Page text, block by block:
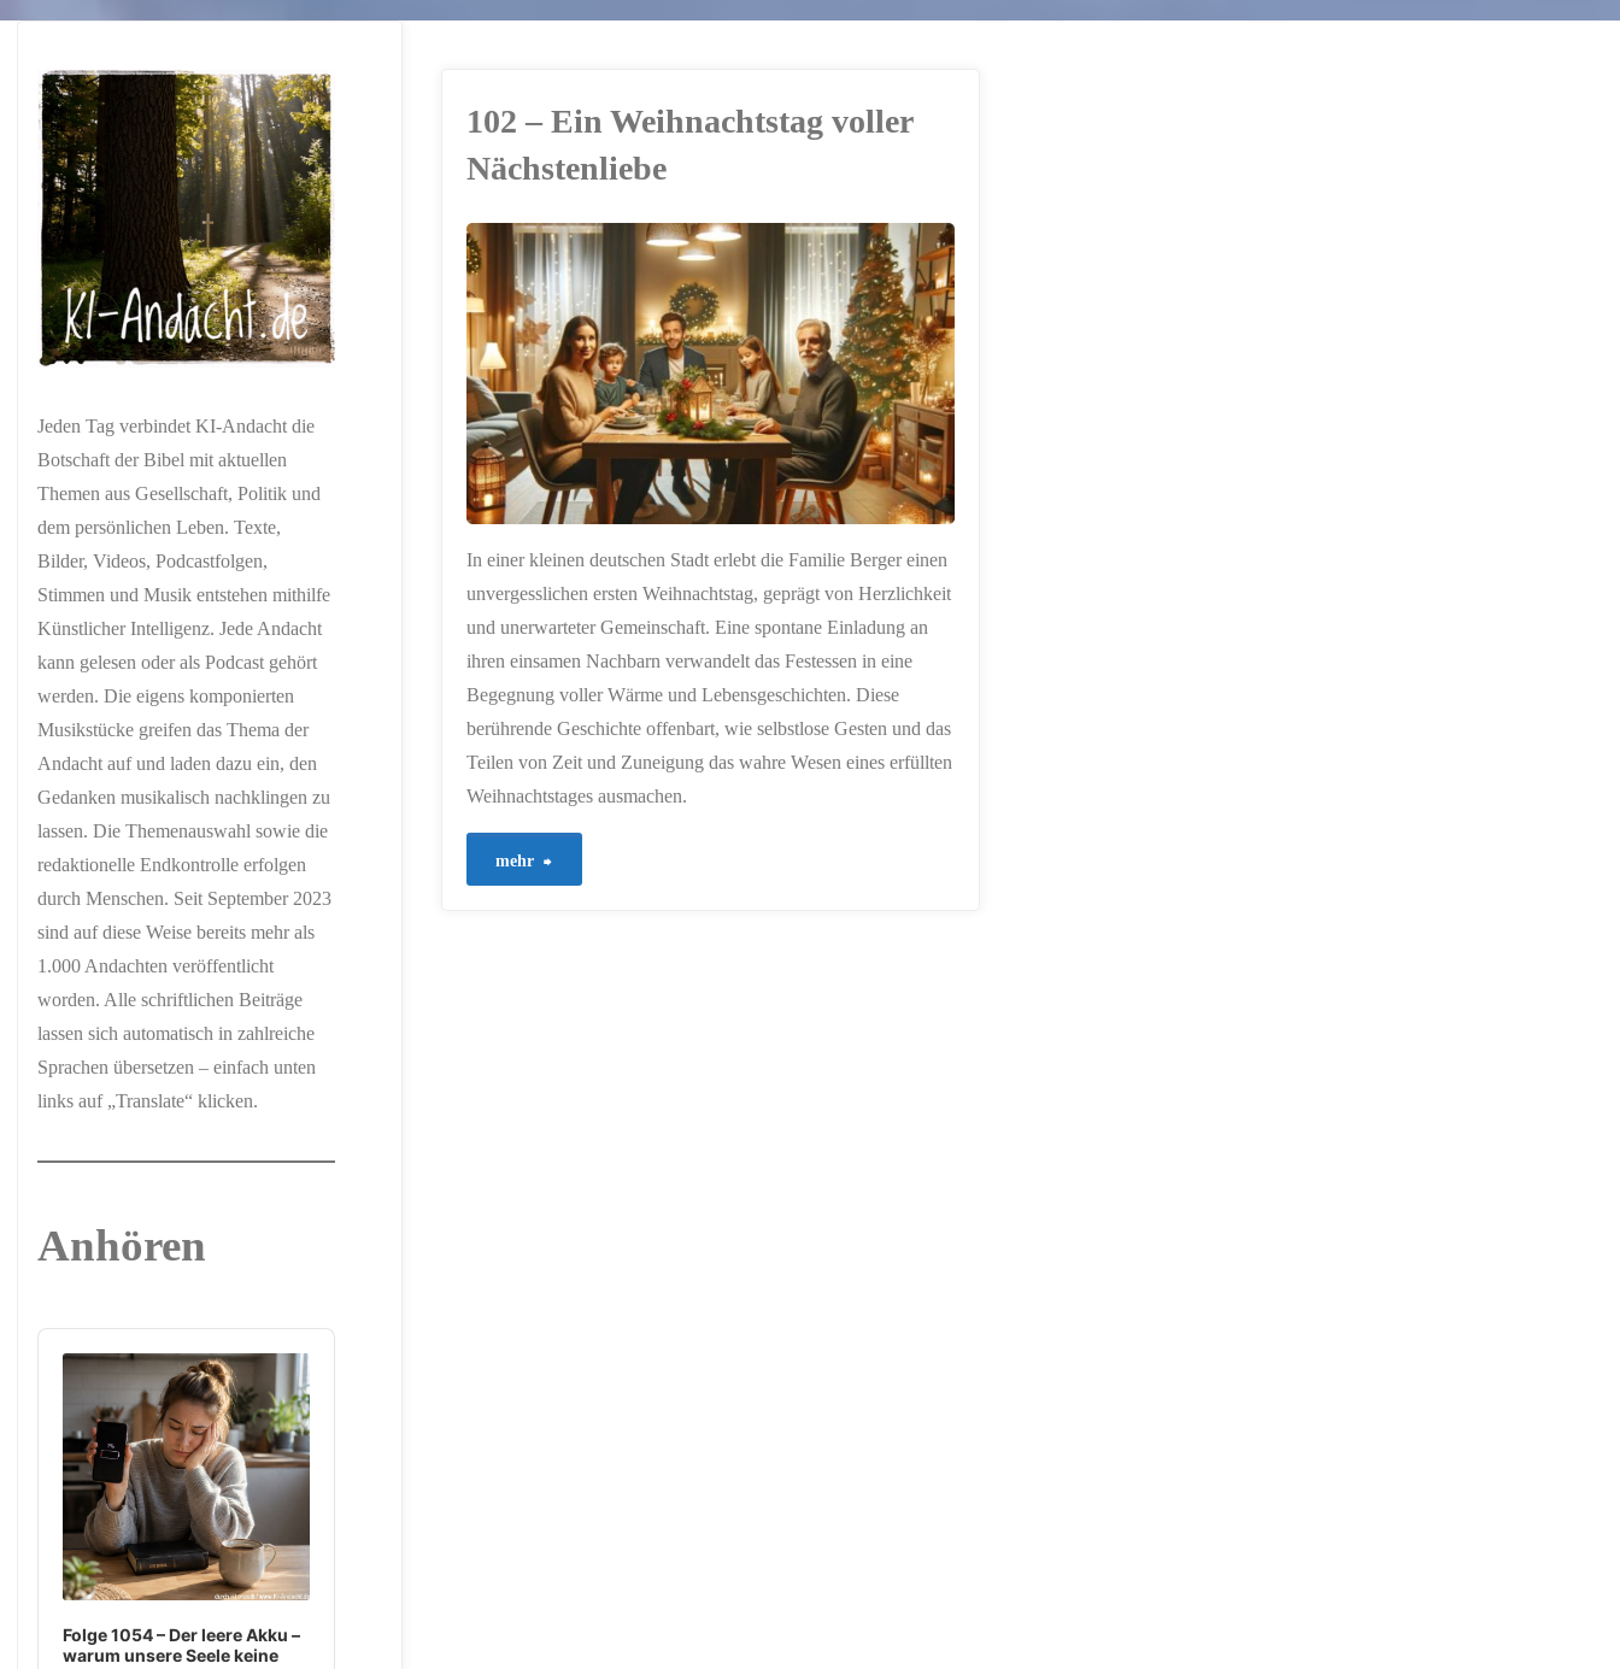
102 – Ein Weihnachtstag voller
Nächstenliebe
In einer kleinen deutschen Stadt erlebt die Familie Berger einen
unvergesslichen ersten Weihnachtstag, geprägt von Herzlichkeit
und unerwarteter Gemeinschaft. Eine spontane Einladung an
ihren einsamen Nachbarn verwandelt das Festessen in eine
Begegnung voller Wärme und Lebensgeschichten. Diese
berührende Geschichte offenbart, wie selbstlose Gesten und das
Teilen von Zeit und Zuneigung das wahre Wesen eines erfüllten
Weihnachtstages ausmachen.
mehr "102
Jeden Tag verbindet KI-Andacht die
Botschaft der Bibel mit aktuellen
Themen aus Gesellschaft, Politik und
dem persönlichen Leben. Texte,
Bilder, Videos, Podcastfolgen,
Stimmen und Musik entstehen mithilfe
Künstlicher Intelligenz. Jede Andacht
kann gelesen oder als Podcast gehört
werden. Die eigens komponierten
Musikstücke greifen das Thema der
Andacht auf und laden dazu ein, den
Gedanken musikalisch nachklingen zu
lassen. Die Themenauswahl sowie die
redaktionelle Endkontrolle erfolgen
durch Menschen. Seit September 2023
sind auf diese Weise bereits mehr als
1.000 Andachten veröffentlicht
worden. Alle schriftlichen Beiträge
lassen sich automatisch in zahlreiche
Sprachen übersetzen – einfach unten
links auf „Translate“ klicken.
Anhören
Audio
Player
Folge 1054 – Der leere Akku –
warum unsere Seele keine